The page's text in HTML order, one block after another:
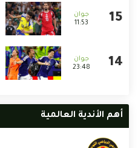
11:53
23:48
أهم الأندية العالمية